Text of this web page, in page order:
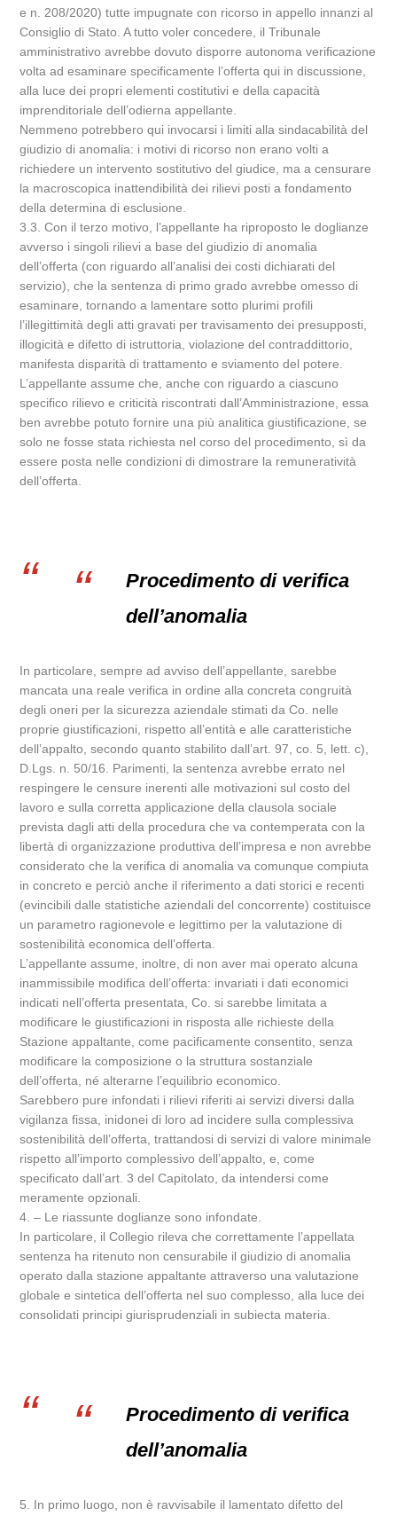
e n. 208/2020) tutte impugnate con ricorso in appello innanzi al
Consiglio di Stato. A tutto voler concedere, il Tribunale
amministrativo avrebbe dovuto disporre autonoma verificazione
volta ad esaminare specificamente l’offerta qui in discussione,
alla luce dei propri elementi costitutivi e della capacità
imprenditoriale dell’odierna appellante.
Nemmeno potrebbero qui invocarsi i limiti alla sindacabilità del
giudizio di anomalia: i motivi di ricorso non erano volti a
richiedere un intervento sostitutivo del giudice, ma a censurare
la macroscopica inattendibilità dei rilievi posti a fondamento
della determina di esclusione.
3.3. Con il terzo motivo, l’appellante ha riproposto le doglianze
avverso i singoli rilievi a base del giudizio di anomalia
dell’offerta (con riguardo all’analisi dei costi dichiarati del
servizio), che la sentenza di primo grado avrebbe omesso di
esaminare, tornando a lamentare sotto plurimi profili
l’illegittimità degli atti gravati per travisamento dei presupposti,
illogicità e difetto di istruttoria, violazione del contraddittorio,
manifesta disparità di trattamento e sviamento del potere.
L’appellante assume che, anche con riguardo a ciascuno
specifico rilievo e criticità riscontrati dall’Amministrazione, essa
ben avrebbe potuto fornire una più analitica giustificazione, se
solo ne fosse stata richiesta nel corso del procedimento, sì da
essere posta nelle condizioni di dimostrare la remuneratività
dell’offerta.
Procedimento di verifica
dell’anomalia
In particolare, sempre ad avviso dell’appellante, sarebbe
mancata una reale verifica in ordine alla concreta congruità
degli oneri per la sicurezza aziendale stimati da Co. nelle
proprie giustificazioni, rispetto all’entità e alle caratteristiche
dell’appalto, secondo quanto stabilito dall’art. 97, co. 5, lett. c),
D.Lgs. n. 50/16. Parimenti, la sentenza avrebbe errato nel
respingere le censure inerenti alle motivazioni sul costo del
lavoro e sulla corretta applicazione della clausola sociale
prevista dagli atti della procedura che va contemperata con la
libertà di organizzazione produttiva dell’impresa e non avrebbe
considerato che la verifica di anomalia va comunque compiuta
in concreto e perciò anche il riferimento a dati storici e recenti
(evincibili dalle statistiche aziendali del concorrente) costituisce
un parametro ragionevole e legittimo per la valutazione di
sostenibilità economica dell’offerta.
L’appellante assume, inoltre, di non aver mai operato alcuna
inammissibile modifica dell’offerta: invariati i dati economici
indicati nell’offerta presentata, Co. si sarebbe limitata a
modificare le giustificazioni in risposta alle richieste della
Stazione appaltante, come pacificamente consentito, senza
modificare la composizione o la struttura sostanziale
dell’offerta, né alterarne l’equilibrio economico.
Sarebbero pure infondati i rilievi riferiti ai servizi diversi dalla
vigilanza fissa, inidonei di loro ad incidere sulla complessiva
sostenibilità dell’offerta, trattandosi di servizi di valore minimale
rispetto all’importo complessivo dell’appalto, e, come
specificato dall’art. 3 del Capitolato, da intendersi come
meramente opzionali.
4. – Le riassunte doglianze sono infondate.
In particolare, il Collegio rileva che correttamente l’appellata
sentenza ha ritenuto non censurabile il giudizio di anomalia
operato dalla stazione appaltante attraverso una valutazione
globale e sintetica dell’offerta nel suo complesso, alla luce dei
consolidati principi giurisprudenziali in subiecta materia.
Procedimento di verifica
dell’anomalia
5. In primo luogo, non è ravvisabile il lamentato difetto del